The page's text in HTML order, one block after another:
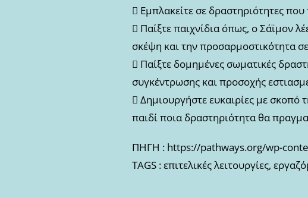
 Εμπλακείτε σε δραστηριότητες που
 Παίξτε παιχνίδια όπως, ο Σάϊμον
σκέψη και την προσαρμοστικότητα
 Παίξτε δομημένες σωματικές
συγκέντρωσης και προσοχής
 Δημιουργήστε ευκαιρίες με σκοπό
παιδί ποια δραστηριότητα θα
ΠΗΓΗ : https://pathways.org/wp-
TAGS : επιτελικές λειτουργίες,